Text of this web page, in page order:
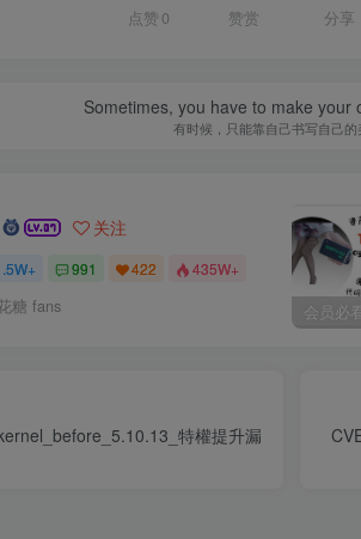
点赞 0 赞赏 分享
Sometimes, you have to make your
有时候，只能靠自己书写自己的
关注
991 422 435W+
糖 fans
特權提升漏